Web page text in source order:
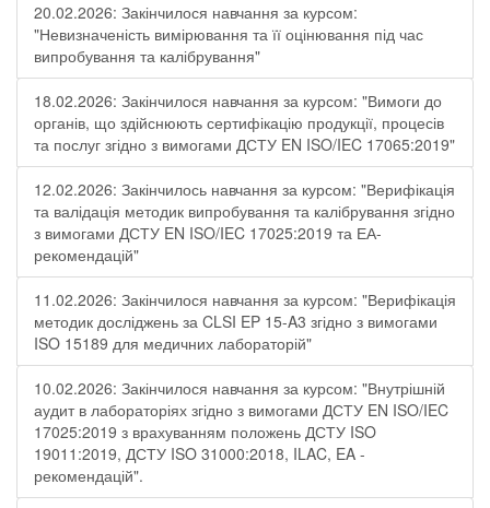
20.02.2026: Закінчилося навчання за курсом:
"Невизначеність вимірювання та її оцінювання під час
випробування та калібрування"
18.02.2026: Закінчилося навчання за курсом: "Вимоги до
органів, що здійснюють сертифікацію продукції, процесів
та послуг згідно з вимогами ДСТУ EN ISO/IEC 17065:2019"
12.02.2026: Закінчилось навчання за курсом: "Верифікація
та валідація методик випробування та калібрування згідно
з вимогами ДСТУ EN ISO/IEC 17025:2019 та ЕА-
рекомендацій"
11.02.2026: Закінчилося навчання за курсом: "Верифікація
методик досліджень за CLSI EP 15-A3 згідно з вимогами
ISO 15189 для медичних лабораторій"
10.02.2026: Закінчилося навчання за курсом: "Внутрішній
аудит в лабораторіях згідно з вимогами ДСТУ EN ISO/IEC
17025:2019 з врахуванням положень ДСТУ ISO
19011:2019, ДСТУ ISO 31000:2018, ILAC, EA -
рекомендацій".